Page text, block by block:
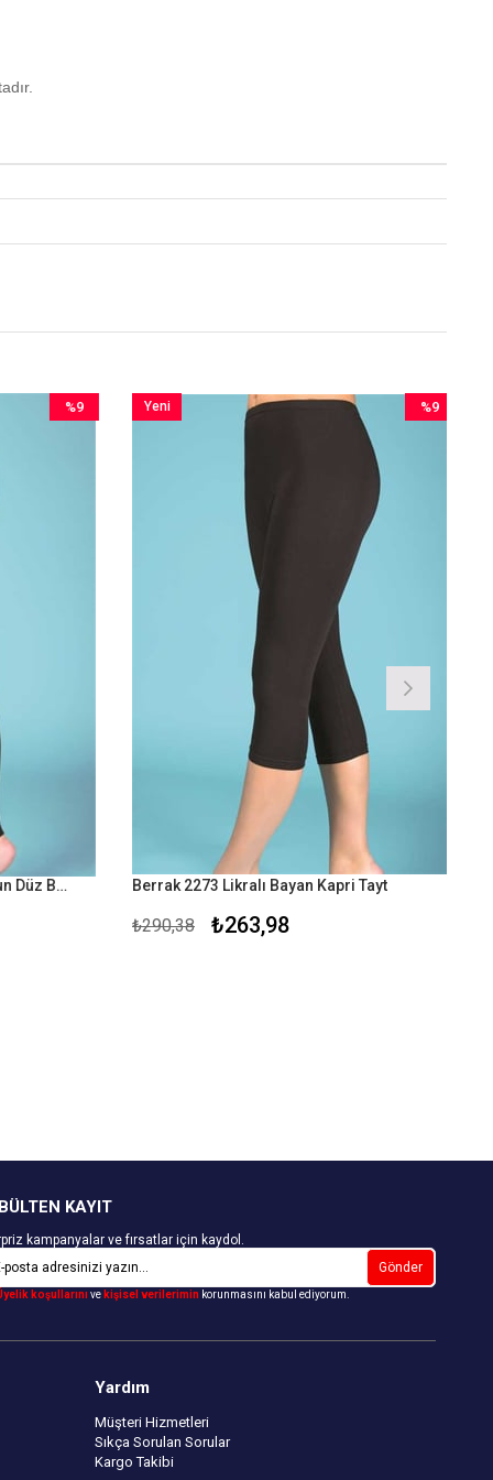
Berrak 2135 Likralı Süprem Uzun Düz Bayan Penye Tayt
%9
Berrak 2273 Likralı Bayan Kapri Tayt
₺263,98
₺290,38
%9
Yeni
KAYIT
kampanyalar ve fırsatlar için kaydol.
Gönder
koşullarınıve kişisel verileriminkorunmasını kabul ediyorum.
Yardım
Müşteri Hizmetleri
Sıkça Sorulan Sorular
Kargo Takibi